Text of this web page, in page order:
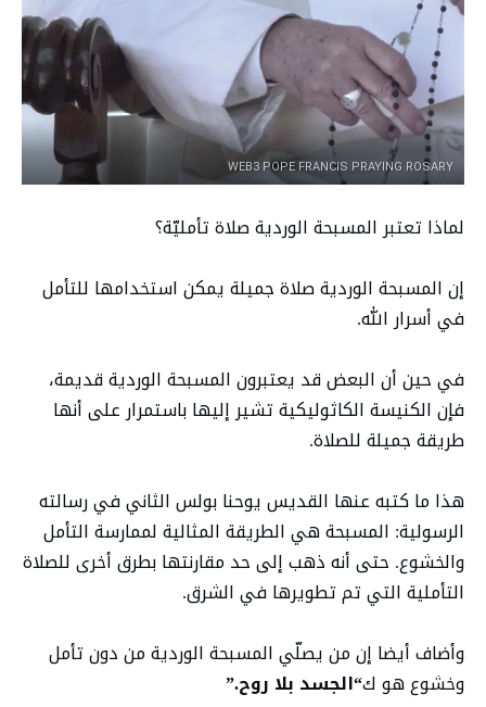
WEB3 POPE FRANCIS PRAYING ROSARY
لماذا تعتبر المسبحة الوردية صلاة تأمليّة؟
إن المسبحة الوردية صلاة جميلة يمكن استخدامها للتأمل
في أسرار الله.
في حين أن البعض قد يعتبرون المسبحة الوردية قديمة،
فإن الكنيسة الكاثوليكية تشير إليها باستمرار على أنها
طريقة جميلة للصلاة.
هذا ما كتبه عنها القديس يوحنا بولس الثاني في رسالته
الرسولية: المسبحة هي الطريقة المثالية لممارسة التأمل
والخشوع. حتى أنه ذهب إلى حد مقارنتها بطرق أخرى للصلاة
التأملية التي تم تطويرها في الشرق.
وأضاف أيضا إن من يصلّي المسبحة الوردية من دون تأمل
وخشوع هو ك“الجسد بلا روح.”